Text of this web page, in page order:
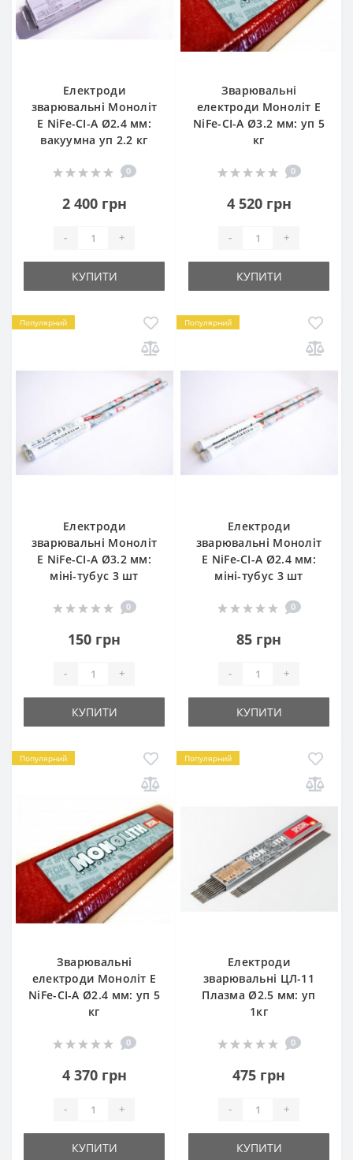
Електроди
зварювальні Моноліт
E NiFe-CI-A Ø2.4 мм:
вакуумна уп 2.2 кг
0
2 400 грн
- +
КУПИТИ
Зварювальні
електроди Моноліт E
NiFe-CI-A Ø3.2 мм: уп 5
кг
0
4 520 грн
- +
КУПИТИ
Популярний
Електроди
зварювальні Моноліт
E NiFe-CI-A Ø3.2 мм:
міні-тубус 3 шт
0
150 грн
- +
КУПИТИ
Популярний
Електроди
зварювальні Моноліт
E NiFe-CI-A Ø2.4 мм:
міні-тубус 3 шт
0
85 грн
- +
КУПИТИ
Популярний
Зварювальні
електроди Моноліт E
NiFe-CI-A Ø2.4 мм: уп 5
кг
0
4 370 грн
- +
КУПИТИ
Популярний
Електроди
зварювальні ЦЛ-11
Плазма Ø2.5 мм: уп
1кг
0
475 грн
- +
КУПИТИ